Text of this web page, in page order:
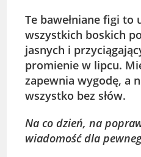
Te bawełniane figi to
wszystkich boskich
jasnych i
promienie w lipcu.
zapewnia wygodę, a
wszystko bez słów.
Na co dzień, na
wiadomość dla